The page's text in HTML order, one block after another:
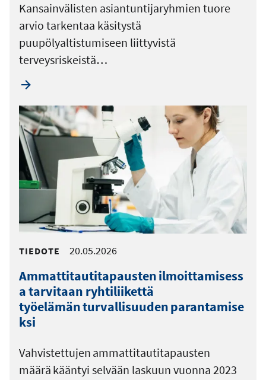
Kansainvälisten asiantuntijaryhmien tuore
arvio tarkentaa käsitystä
puupölyaltistumiseen liittyvistä
terveysriskeistä…
TIEDOTE 20.05.2026
Ammattitautitapausten ilmoittamisess
a tarvitaan ryhtiliikettä
työelämän turvallisuuden parantamise
ksi
Vahvistettujen ammattitautitapausten
määrä kääntyi selvään laskuun vuonna 2023